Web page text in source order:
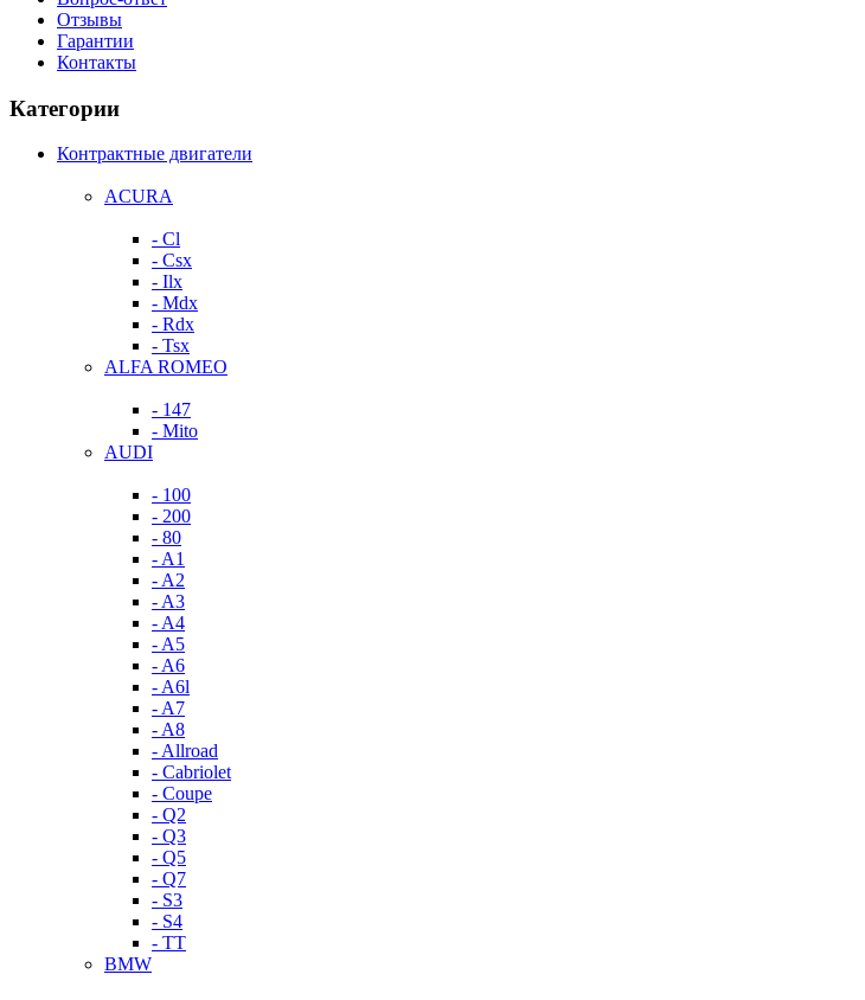
Отзывы
Гарантии
Контакты
Категории
Контрактные двигатели
ACURA
- Cl
- Csx
- Ilx
- Mdx
- Rdx
- Tsx
ALFA ROMEO
- 147
- Mito
AUDI
- 100
- 200
- 80
- A1
- A2
- A3
- A4
- A5
- A6
- A6l
- A7
- A8
- Allroad
- Cabriolet
- Coupe
- Q2
- Q3
- Q5
- Q7
- S3
- S4
- TT
BMW